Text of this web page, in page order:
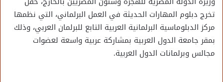
تخرج دبلوم المهارات الحديثة في العمل البرلماني، التي نظمها
مركز الدبلوماسية البرلمانية العربية التابع للبرلمان العربي، وذلك
بمقر جامعة الدول العربية بمشاركة عربية واسعة لعضوات
مجالس وبرلمانات الدول العربية.